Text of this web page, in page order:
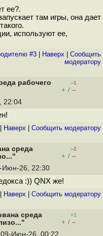
ее?.
там игры, она дает
используют ее,
#3 Наверх
Cообщить
модератору
рабочего
–1
+ / –
22:04
Наверх Cообщить модератору
среда
–2
+ / –
Июн-26, 22:30
:)) QNX же!
Наверх Cообщить модератору
среда
+1
+ / –
Июн-26, 00:22